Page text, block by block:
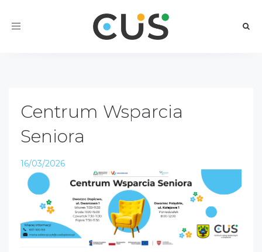
Toggle
Centrum Wsparcia
Seniora
16/03/2026